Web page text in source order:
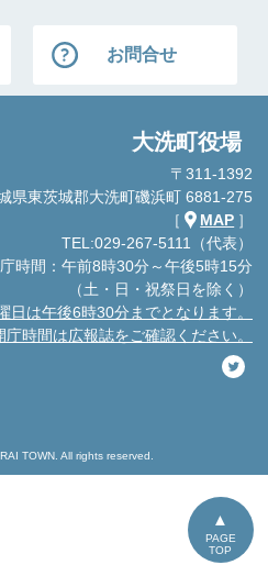
PAGE
TOP
お問合せ
大洗町役場
〒311-1392
県東茨城郡大洗町磯浜町 6881-275
［
MAP ］
TEL:029-267-5111（代表）
時間：午前8時30分～午後5時15分
（土・日・祝祭日を除く）
日は午後6時30分までとなります。
時間は広報誌をご確認ください。
TOWN. All rights reserved.